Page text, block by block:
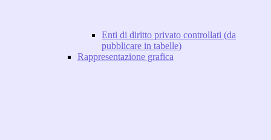
Enti di diritto privato controllati (da
pubblicare in tabelle)
Rappresentazione grafica